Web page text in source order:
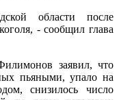
области после
- сообщил глава
заявил, что
пьяными, упало на
снизилось число